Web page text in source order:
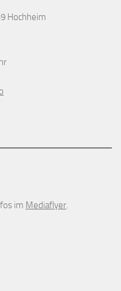
Hochheim
im Mediaflyer.